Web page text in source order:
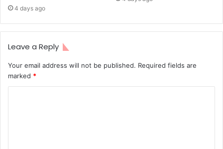
4 days ago
Leave a Reply
Your email address will not be published. Required fields are
marked *